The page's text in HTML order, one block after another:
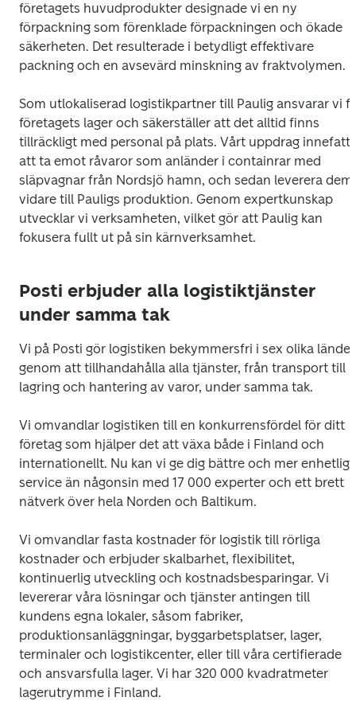
företagets huvudprodukter designade vi en ny
förpackning som förenklade förpackningen och ökade
säkerheten. Det resulterade i betydligt effektivare
packning och en avsevärd minskning av fraktvolymen.
Som utlokaliserad logistikpartner till Paulig ansvarar vi
företagets lager och säkerställer att det alltid finns
tillräckligt med personal på plats. Vårt uppdrag
att ta emot råvaror som anländer i containrar med
släpvagnar från Nordsjö hamn, och sedan leverera dem
vidare till Pauligs produktion. Genom expertkunskap
utvecklar vi verksamheten, vilket gör att Paulig kan
fokusera fullt ut på sin kärnverksamhet.
Posti erbjuder alla logistiktjänster
under samma tak
Vi på Posti gör logistiken bekymmersfri i sex olika länder
genom att tillhandahålla alla tjänster, från transport till
lagring och hantering av varor, under samma tak.
Vi omvandlar logistiken till en konkurrensfördel för ditt
företag som hjälper det att växa både i Finland och
internationellt. Nu kan vi ge dig bättre och mer enhetlig
service än någonsin med 17 000 experter och ett brett
nätverk över hela Norden och Baltikum.
Vi omvandlar fasta kostnader för logistik till rörliga
kostnader och erbjuder skalbarhet, flexibilitet,
kontinuerlig utveckling och kostnadsbesparingar. Vi
levererar våra lösningar och tjänster antingen till
kundens egna lokaler, såsom fabriker,
produktionsanläggningar, byggarbetsplatser, lager,
terminaler och logistikcenter, eller till våra certifierade
och ansvarsfulla lager. Vi har 320 000 kvadratmeter
lagerutrymme i Finland.